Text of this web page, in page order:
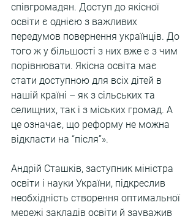
співгромадян. Доступ до якісної
освіти є однією з важливих
передумов повернення українців. До
того ж у більшості з них вже є з чим
порівнювати. Якісна освіта має
стати доступною для всіх дітей в
нашій країні – як з сільських та
селищних, так і з міських громад. А
це означає, що реформу не можна
відкласти на “після”».
Андрій Сташків, заступник міністра
освіти і науки України, підкреслив
необхідність створення оптимальної
мережі закладів освіти й зауважив